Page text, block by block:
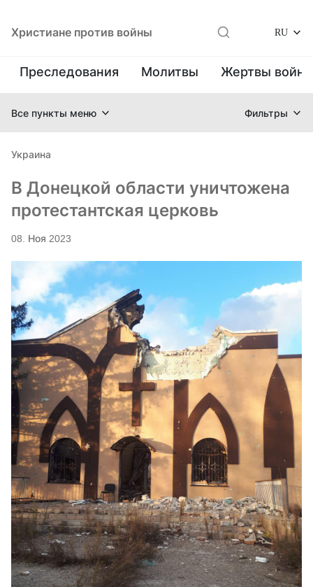
Христиане против войны RU
Преследования Молитвы Жертвы
Все пункты меню Фильтры
Украина
В Донецкой области уничтожена
протестантская церковь
08. Ноя 2023